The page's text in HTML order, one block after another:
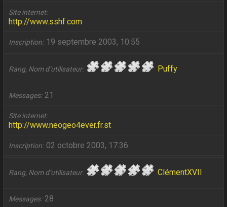
Site internet
http://www.sshf.com
Inscription 19 septembre 2003, 10:55
Rang, Nom d’utilisateur Puffy
Messages 21
Site internet
http://www.neogeo4ever.fr.st
Inscription 02 octobre 2003, 17:36
Rang, Nom d’utilisateur ClémentXVII
Messages 28